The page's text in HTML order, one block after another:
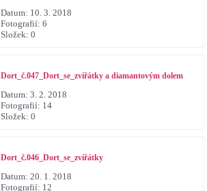
Datum: 10. 3. 2018
Fotografií: 6
Složek: 0
Dort_č.047_Dort_se_zvířátky a diamantovým dolem
Datum: 3. 2. 2018
Fotografií: 14
Složek: 0
Dort_č.046_Dort_se_zvířátky
Datum: 20. 1. 2018
Fotografií: 12